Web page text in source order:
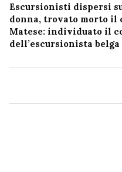
Escursionisti dispersi
donna, trovato morto il
Matese: individuato il
dell’escursionista belga